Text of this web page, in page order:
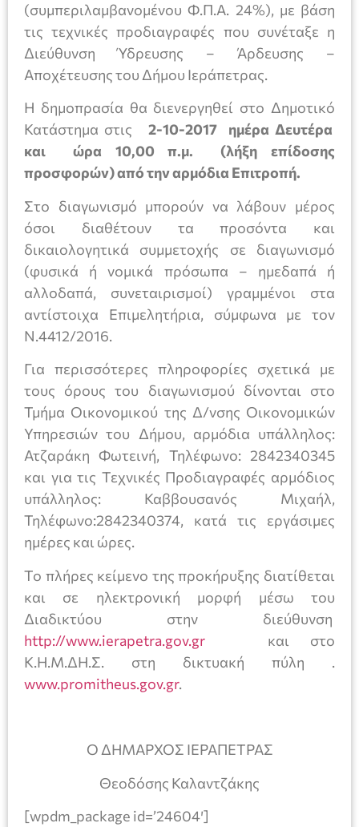
(συμπεριλαμβανομένου Φ.Π.Α. 24%), με βάση
τις τεχνικές προδιαγραφές που συνέταξε η
Διεύθυνση Ύδρευσης – Άρδευσης –
Αποχέτευσης του Δήμου Ιεράπετρας.
Η δημοπρασία θα διενεργηθεί στο Δημοτικό
Κατάστημα στις 2-10-2017 ημέρα Δευτέρα
και ώρα 10,00 π.μ. (λήξη επίδοσης
προσφορών) από την αρμόδια Επιτροπή.
Στο διαγωνισμό μπορούν να λάβουν μέρος
όσοι διαθέτουν τα προσόντα και
δικαιολογητικά συμμετοχής σε διαγωνισμό
(φυσικά ή νομικά πρόσωπα – ημεδαπά ή
αλλοδαπά, συνεταιρισμοί) γραμμένοι στα
αντίστοιχα Επιμελητήρια, σύμφωνα με τον
Ν.4412/2016.
Για περισσότερες πληροφορίες σχετικά με
τους όρους του διαγωνισμού δίνονται στο
Τμήμα Οικονομικού της Δ/νσης Οικονομικών
Υπηρεσιών του Δήμου, αρμόδια υπάλληλος:
Ατζαράκη Φωτεινή, Τηλέφωνο: 2842340345
και για τις Τεχνικές Προδιαγραφές αρμόδιος
υπάλληλος: Καββουσανός Μιχαήλ,
Τηλέφωνο:2842340374, κατά τις εργάσιμες
ημέρες και ώρες.
Το πλήρες κείμενο της προκήρυξης διατίθεται
και σε ηλεκτρονική μορφή μέσω του
Διαδικτύου στην διεύθυνση
http://www.ierapetra.gov.gr και στο
Κ.Η.Μ.ΔΗ.Σ. στη δικτυακή πύλη .
www.promitheus.gov.gr.
Ο ΔΗΜΑΡΧΟΣ ΙΕΡΑΠΕΤΡΑΣ
Θεοδόσης Καλαντζάκης
[wpdm_package id=’24604′]